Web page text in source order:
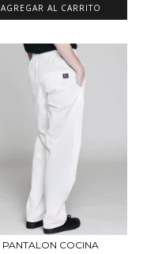
AGREGAR AL CARRITO
PANTALON COCINA